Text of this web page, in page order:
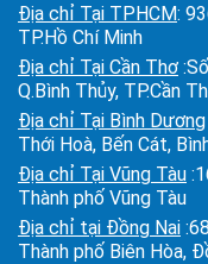
Địa chỉ Tại TPHCM:
TP.Hồ Chí Minh
Địa chỉ Tại Cần Thơ
Q.Bình Thủy, TP.Cần
Địa chỉ Tại Bình Dương
Thới Hoà, Bến Cát,
Địa chỉ Tại Vũng Tàu
Thành phố Vũng Tàu
Địa chỉ tại Đồng Nai
Thành phố Biên Hòa,